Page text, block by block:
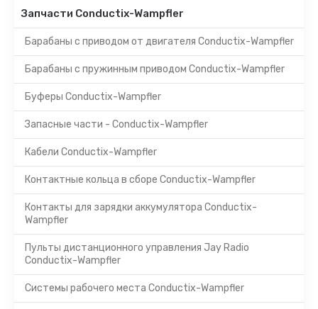
Запчасти Conductix-Wampfler
Барабаны с приводом от двигателя Conductix-Wampfler
Барабаны с пружинным приводом Conductix-Wampfler
Буферы Conductix-Wampfler
Запасные части - Conductix-Wampfler
Кабели Conductix-Wampfler
Контактные кольца в сборе Conductix-Wampfler
Контакты для зарядки аккумулятора Conductix-
Wampfler
Пульты дистанционного управления Jay Radio
Conductix-Wampfler
Системы рабочего места Conductix-Wampfler